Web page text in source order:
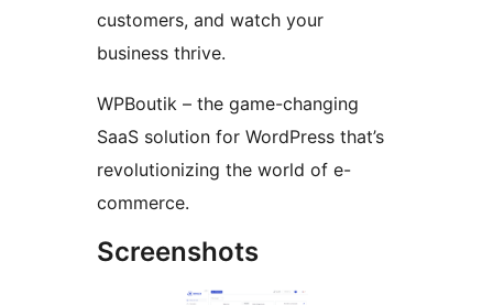
customers, and watch your
business thrive.
WPBoutik – the game-changing
SaaS solution for WordPress that’s
revolutionizing the world of e-
commerce.
Screenshots